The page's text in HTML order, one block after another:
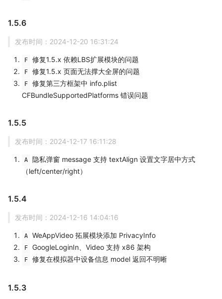
1.5.6
发布时间：2024-12-20 16:31:24
F 修复1.5.x 依赖LBS扩展模块的问题
F 修复1.5.x 页面无法撑大全屏的问题
F
修复第三方框架中 info.plist
CFBundleSupportedPlatforms 错误问题
1.5.5
发布时间：2024-12-17 16:11:28
A
隐私弹窗 message 支持 textAlign 设置文字居中方式
（left/center/right）
1.5.4
发布时间：2024-12-16 14:04:16
A WeAppVideo 拓展模块添加 PrivacyInfo
F GoogleLoginIn、Video 支持 x86 架构
F 修复在模拟器中设备信息 model 返回不明晰
1.5.3